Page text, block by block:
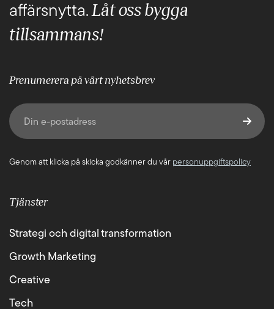
affärsnytta. Låt oss bygga
tillsammans!
Prenumerera på vårt nyhetsbrev
E-post(Obligatoriskt)
Genom att klicka på skicka godkänner du vår personuppgiftspolicy
Tjänster
Strategi och digital transformation
Growth Marketing
Creative
Tech